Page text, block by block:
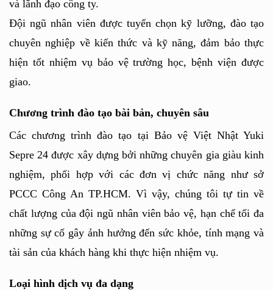
và lãnh đạo công ty.
Đội ngũ nhân viên được tuyển chọn kỹ lưỡng, đào tạo
chuyên nghiệp về kiến thức và kỹ năng, đảm bảo thực
hiện tốt nhiệm vụ bảo vệ trường học, bệnh viện được
giao.
Chương trình đào tạo bài bản, chuyên sâu
Các chương trình đào tạo tại Bảo vệ Việt Nhật Yuki
Sepre 24 được xây dựng bởi những chuyên gia giàu kinh
nghiệm, phối hợp với các đơn vị chức năng như sở
PCCC Công An TP.HCM. Vì vậy, chúng tôi tự tin về
chất lượng của đội ngũ nhân viên bảo vệ, hạn chế tối đa
những sự cố gây ảnh hưởng đến sức khỏe, tính mạng và
tài sản của khách hàng khi thực hiện nhiệm vụ.
Loại hình dịch vụ đa dạng